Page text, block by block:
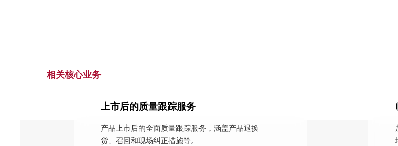
相关核心业务
上市后的质量跟踪服务
产品上市后的全面质量跟踪服务，涵盖产品退换
货、召回和现场纠正措施等。